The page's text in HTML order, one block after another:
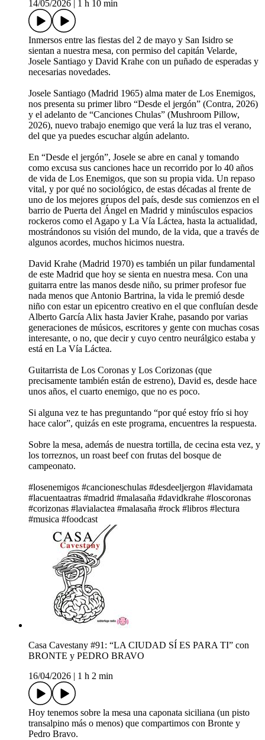
14/05/2026 1 h 10 min
Inmersos entre las fiestas del 2 de mayo y San Isidro se
sientan a nuestra mesa, con permiso del capitán Velarde,
Josele Santiago y David Krahe con un puñado de esperadas y
necesarias novedades.
Josele Santiago (Madrid 1965) alma mater de Los Enemigos,
nos presenta su primer libro “Desde el jergón” (Contra, 2026)
y el adelanto de “Canciones Chulas” (Mushroom Pillow,
2026), nuevo trabajo enemigo que verá la luz tras el verano,
del que ya puedes escuchar algún adelanto.
En “Desde el jergón”, Josele se abre en canal y tomando
como excusa sus canciones hace un recorrido por lo 40 años
de vida de Los Enemigos, que son su propia vida. Un repaso
vital, y por qué no sociológico, de estas décadas al frente de
uno de los mejores grupos del país, desde sus comienzos en el
barrio de Puerta del Ángel en Madrid y minúsculos espacios
rockeros como el Agapo y La Vía Láctea, hasta la actualidad,
mostrándonos su visión del mundo, de la vida, que a través de
algunos acordes, muchos hicimos nuestra.
David Krahe (Madrid 1970) es también un pilar fundamental
de este Madrid que hoy se sienta en nuestra mesa. Con una
guitarra entre las manos desde niño, su primer profesor fue
nada menos que Antonio Bartrina, la vida le premió desde
niño con estar un epicentro creativo en el que confluían desde
Alberto García Alix hasta Javier Krahe, pasando por varias
generaciones de músicos, escritores y gente con muchas cosas
interesante, o no, que decir y cuyo centro neurálgico estaba y
está en La Vía Láctea.
Guitarrista de Los Coronas y Los Corizonas (que
precisamente también están de estreno), David es, desde hace
unos años, el cuarto enemigo, que no es poco.
Si alguna vez te has preguntando “por qué estoy frío si hoy
hace calor”, quizás en este programa, encuentres la respuesta.
Sobre la mesa, además de nuestra tortilla, de cecina esta vez, y
los torreznos, un roast beef con frutas del bosque de
campeonato.
#losenemigos #cancioneschulas #desdeeljergon #lavidamata
#lacuentaatras #madrid #malasaña #davidkrahe #loscoronas
#corizonas #lavialactea #malasaña #rock #libros #lectura
#musica #foodcast
Casa Cavestany #91: “LA CIUDAD SÍ ES PARA TI” con
BRONTE y PEDRO BRAVO
16/04/2026
1 h 2 min
Hoy tenemos sobre la mesa una caponata siciliana (un pisto
transalpino más o menos) que compartimos con Bronte y
Pedro Bravo.